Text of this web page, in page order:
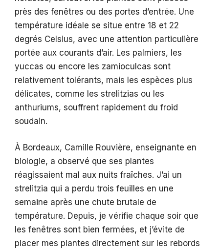
près des fenêtres ou des portes d’entrée. Une
température idéale se situe entre 18 et 22
degrés Celsius, avec une attention particulière
portée aux courants d’air. Les palmiers, les
yuccas ou encore les zamioculcas sont
relativement tolérants, mais les espèces plus
délicates, comme les strelitzias ou les
anthuriums, souffrent rapidement du froid
soudain.
À Bordeaux, Camille Rouvière, enseignante en
biologie, a observé que ses plantes
réagissaient mal aux nuits fraîches. J’ai un
strelitzia qui a perdu trois feuilles en une
semaine après une chute brutale de
température. Depuis, je vérifie chaque soir que
les fenêtres sont bien fermées, et j’évite de
placer mes plantes directement sur les rebords